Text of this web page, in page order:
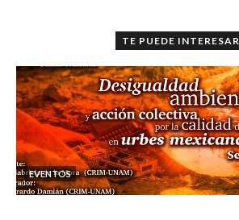
TE PUEDE INTERESAR
EVENTOS